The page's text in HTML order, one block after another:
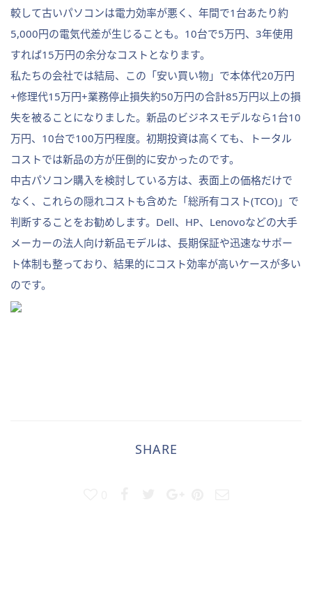
較して古いパソコンは電力効率が悪く、年間で1台あたり約
5,000円の電気代差が生じることも。10台で5万円、3年使用
すれば15万円の余分なコストとなります。
私たちの会社では結局、この「安い買い物」で本体代20万円
+修理代15万円+業務停止損失約50万円の合計85万円以上の損
失を被ることになりました。新品のビジネスモデルなら1台10
万円、10台で100万円程度。初期投資は高くても、トータル
コストでは新品の方が圧倒的に安かったのです。
中古パソコン購入を検討している方は、表面上の価格だけで
なく、これらの隠れコストも含めた「総所有コスト(TCO)」で
判断することをお勧めします。Dell、HP、Lenovoなどの大手
メーカーの法人向け新品モデルは、長期保証や迅速なサポー
ト体制も整っており、結果的にコスト効率が高いケースが多い
のです。
SHARE